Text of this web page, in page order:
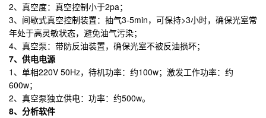
2、真空度：真空控制小于2pa；
3、间歇式真空控制装置：抽气3-5min，可保持>3小时，确保光室常
年处于高灵敏状态，避免油气污染；
4、真空泵：带防反油装置，确保光室不被反油损坏；
7、供电电源
1、单相220V 50Hz，待机功率：约100w；激发工作功率：约
600w；
2、真空泵独立供电：功率：约500w。
8、分析软件